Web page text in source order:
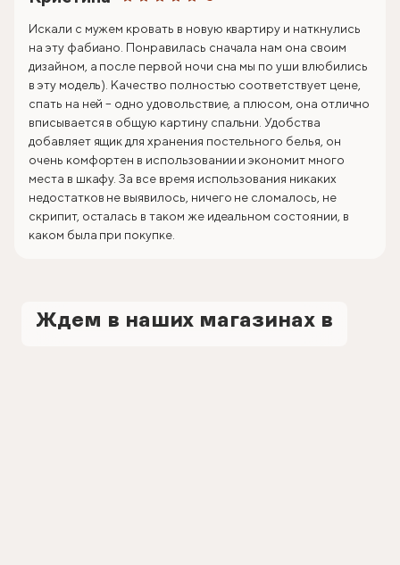
Искали с мужем кровать в новую квартиру и наткнулись
на эту фабиано. Понравилась сначала нам она своим
дизайном, а после первой ночи сна мы по уши влюбились
в эту модель). Качество полностью соответствует цене,
спать на ней – одно удовольствие, а плюсом, она отлично
вписывается в общую картину спальни. Удобства
добавляет ящик для хранения постельного белья, он
очень комфортен в использовании и экономит много
места в шкафу. За все время использования никаких
недостатков не выявилось, ничего не сломалось, не
скрипит, осталась в таком же идеальном состоянии, в
каком была при покупке.
Ждем в наших магазинах в